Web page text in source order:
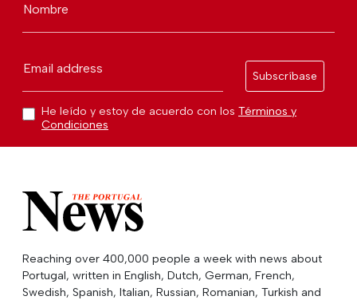
Nombre
Email address
Subscríbase
He leído y estoy de acuerdo con los Términos y
Condiciones
Reaching over 400,000 people a week with news about
Portugal, written in English, Dutch, German, French,
Swedish, Spanish, Italian, Russian, Romanian, Turkish and